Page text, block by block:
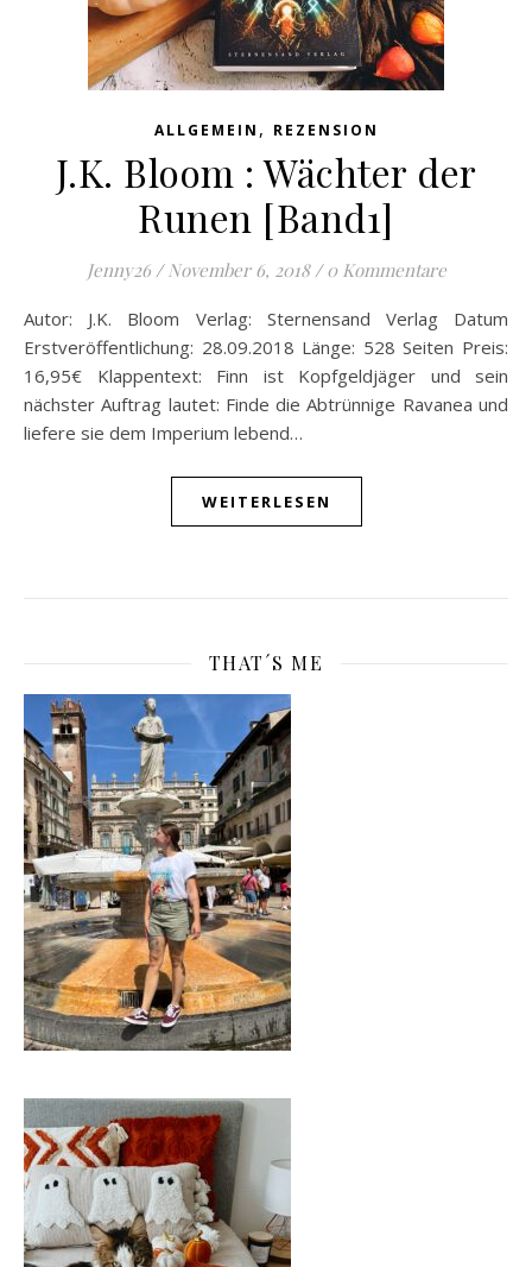
ALLGEMEIN , REZENSION
J.K. Bloom : Wächter der
Runen [Band1]
Jenny26 / November 6, 2018 / 0 Kommentare
Autor: J.K. Bloom Verlag: Sternensand Verlag Datum
Erstveröffentlichung: 28.09.2018 Länge: 528 Seiten Preis:
16,95€ Klappentext: Finn ist Kopfgeldjäger und sein
nächster Auftrag lautet: Finde die Abtrünnige Ravanea und
liefere sie dem Imperium lebend…
WEITERLESEN
THAT´S ME